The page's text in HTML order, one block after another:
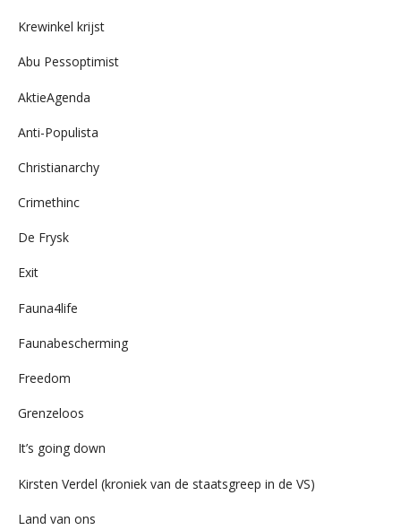
Krewinkel krijst
Abu Pessoptimist
AktieAgenda
Anti-Populista
Christianarchy
Crimethinc
De Frysk
Exit
Fauna4life
Faunabescherming
Freedom
Grenzeloos
It’s going down
Kirsten Verdel (kroniek van de staatsgreep in de VS)
Land van ons